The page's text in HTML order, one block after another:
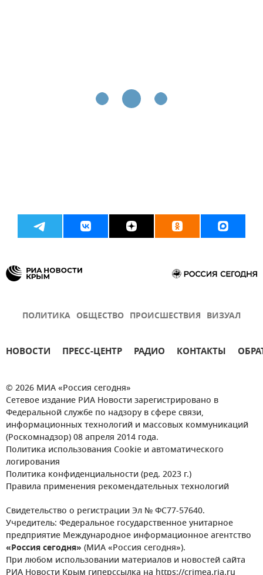
ПОЛИТИКА ОБЩЕСТВО ПРОИСШЕСТВИЯ ВИЗУАЛ
НОВОСТИ ПРЕСС-ЦЕНТР РАДИО КОНТАКТЫ
© 2026 МИА «Россия сегодня»
Сетевое издание РИА Новости зарегистрировано в
Федеральной службе по надзору в сфере связи,
информационных технологий и массовых коммуникаций
(Роскомнадзор) 08 апреля 2014 года.
Политика использования Cookie и автоматического
логирования
Политика конфиденциальности (ред. 2023 г.)
Правила применения рекомендательных технологий
Свидетельство о регистрации Эл № ФС77-57640.
Учредитель: Федеральное государственное унитарное
предприятие Международное информационное агентство
«Россия сегодня» (МИА «Россия сегодня»).
При любом использовании материалов и новостей сайта